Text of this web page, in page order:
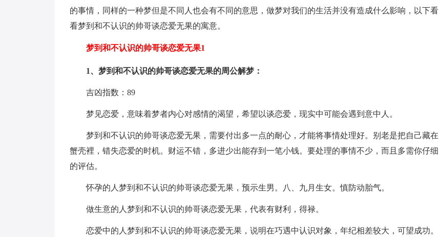
的事情，同样的一种梦但是不同人也会有不同的意思，做梦对我们的生活并没有造成什么影响，以下看
看梦到和不认识的帅哥谈恋爱无果的寓意。
梦到和不认识的帅哥谈恋爱无果1
1、梦到和不认识的帅哥谈恋爱无果的周公解梦：
吉凶指数：89
梦见恋爱，意味着梦者内心对感情的渴望，希望以谈恋爱，现实中可能会遇到意中人。
梦到和不认识的帅哥谈恋爱无果，需要付出多一点的耐心，才能将事情处理好。别老是把自己藏在
蟹壳裡，错失恋爱的时机。财运不错，多进少出能存到一笔小钱。要处理的事情不少，而且多需你仔细
的评估。
怀孕的人梦到和不认识的帅哥谈恋爱无果，预示生男。八、九月生女。慎防动胎气。
做生意的人梦到和不认识的帅哥谈恋爱无果，代表有财利，得禄。
恋爱中的人梦到和不认识的帅哥谈恋爱无果，说明在巧遇中认识对象，年纪相差较大，可望成功。